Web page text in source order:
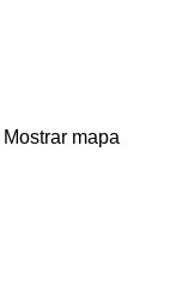
Mostrar mapa